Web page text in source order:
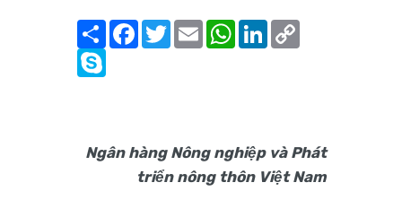
ShareFacebook
TwitterEmail WhatsApp
LinkedIn
Ngân hàng Nông nghiệp và Phát
triển nông thôn Việt Nam